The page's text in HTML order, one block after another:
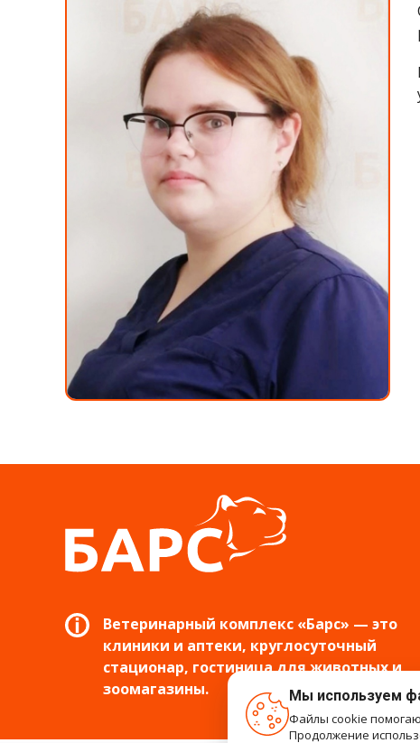
Ветеринарный комплекс «Барс» — это
клиники и аптеки, круглосуточный
стационар, гостиница для животных и
зоомагазины.
Мы используем
Файлы cookie
Продолжение